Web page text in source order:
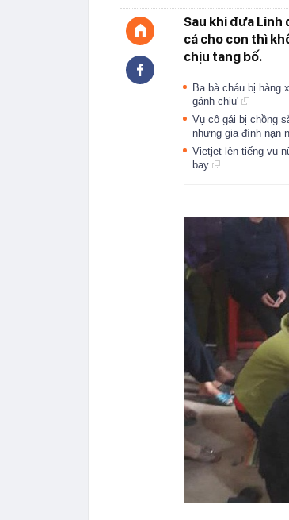
Sau khi đưa Linh
cá cho con thì
chịu tang bố.
Ba bà cháu bị hàng
gánh chịu'
Vụ cô gái bị chồng
nhưng gia đình nạn
Vietjet lên tiếng vụ
bay